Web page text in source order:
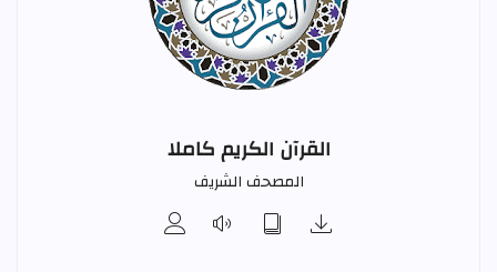
القرآن الكريم كاملا
المصحف الشريف